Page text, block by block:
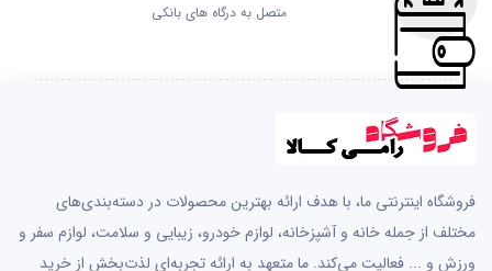
متصل به درگاه های بانکی
فروشگاه اینترنتی ما، با هدف ارائه بهترین محصولات در دسته‌بندی‌های
مختلف از جمله خانه و آشپزخانه، لوازم خودرو، زیبایی و سلامت، لوازم سفر و
ورزش و ... فعالیت می‌کند. ما متعهد به ارائه تجربه‌ای لذت‌بخش از خرید